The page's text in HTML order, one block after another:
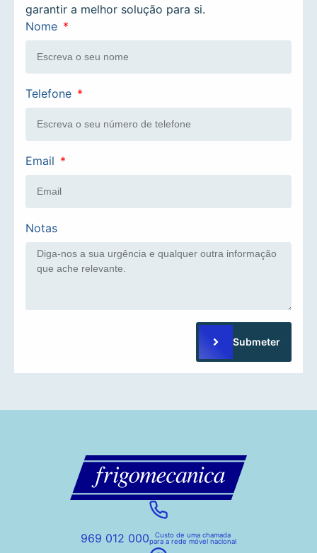
Nome
Telefone
Email
Notas
Submeter
garantir a melhor solução para si.
969 012 000
Custo de uma chamada
para a rede móvel nacional